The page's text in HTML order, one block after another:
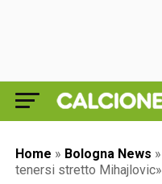
Home » Bologna News »
tenersi stretto Mihajlovic»